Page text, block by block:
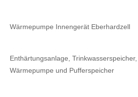
Wärmepumpe Innengerät Eberhardzell
Enthärtungsanlage,
Wärmepumpe und Pufferspeicher